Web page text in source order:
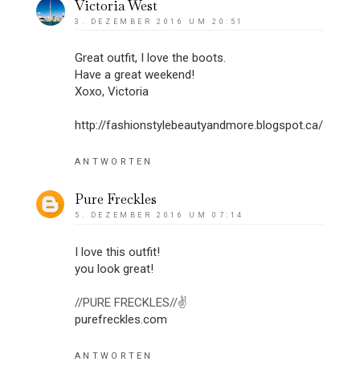
Victoria West
3. DEZEMBER 2016 UM 20:51
Great outfit, I love the boots.
Have a great weekend!
Xoxo, Victoria
http://fashionstylebeautyandmore.blogspot.ca/
ANTWORTEN
Pure Freckles
5. DEZEMBER 2016 UM 07:14
I love this outfit!
you look great!
//PURE FRECKLES//✌
purefreckles.com
ANTWORTEN